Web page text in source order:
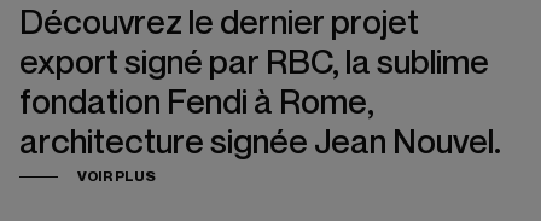
Découvrez le dernier projet
export signé par RBC, la sublime
fondation Fendi à Rome,
architecture signée Jean Nouvel.
VOIR PLUS